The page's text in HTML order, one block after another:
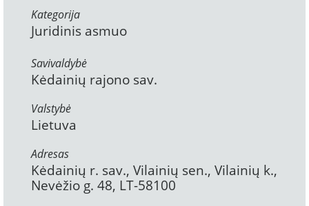
Kategorija
Juridinis asmuo
Savivaldybė
Kėdainių rajono sav.
Valstybė
Lietuva
Adresas
Kėdainių r. sav., Vilainių sen., Vilainių k.,
Nevėžio g. 48, LT-58100